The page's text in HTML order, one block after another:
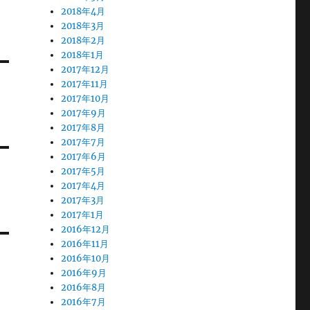
2018年4月
2018年3月
2018年2月
2018年1月
2017年12月
2017年11月
2017年10月
2017年9月
2017年8月
2017年7月
2017年6月
2017年5月
2017年4月
2017年3月
2017年1月
2016年12月
2016年11月
2016年10月
2016年9月
2016年8月
2016年7月